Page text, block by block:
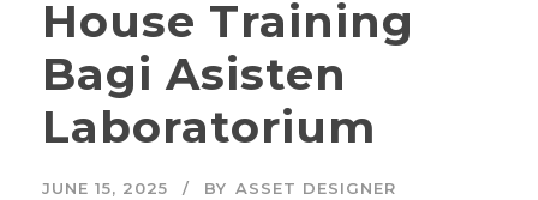
House Training
Bagi Asisten
Laboratorium
JUNE 15, 2025 BY ASSET DESIGNER